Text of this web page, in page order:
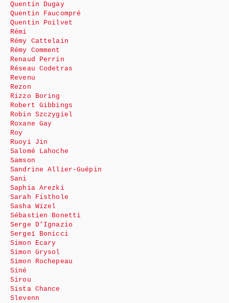
Quentin Dugay
Quentin Faucompré
Quentin Poilvet
Rémi
Rémy Cattelain
Rémy Comment
Renaud Perrin
Réseau Codetras
Revenu
Rezon
Rizzo Boring
Robert Gibbings
Robin Szczygiel
Roxane Gay
Roy
Ruoyi Jin
Salomé Lahoche
Samson
Sandrine Allier-Guépin
Sani
Saphia Arezki
Sarah Fisthole
Sasha Wizel
Sébastien Bonetti
Serge D’Ignazio
Sergeï Bonicci
Simon Ecary
Simon Grysol
Simon Rochepeau
Siné
Sirou
Sista Chance
Slevenn